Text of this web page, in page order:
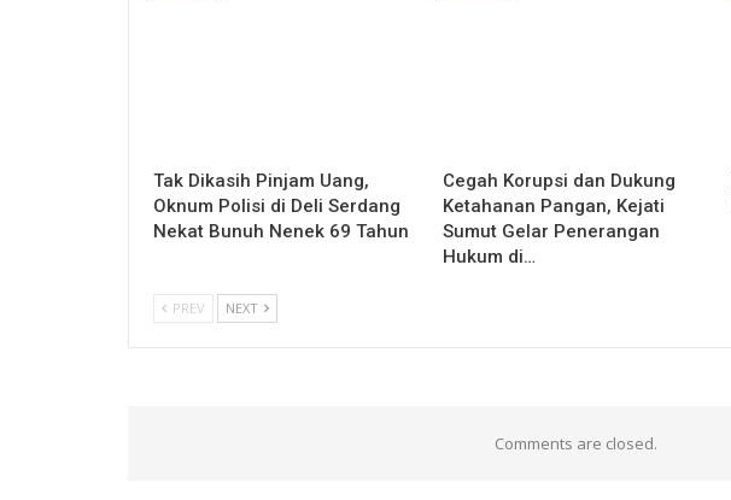
Tak Dikasih Pinjam Uang,
Oknum Polisi di Deli Serdang
Nekat Bunuh Nenek 69 Tahun
Cegah Korupsi dan Dukung
Ketahanan Pangan, Kejati
Sumut Gelar Penerangan
Hukum di…
PREV NEXT
Comments are closed.